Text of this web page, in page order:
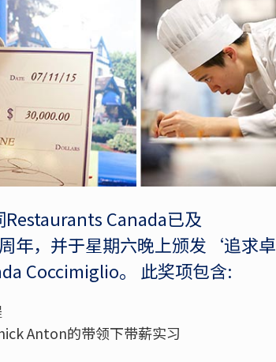
Canada已及
年，并于星期六晚上颁发‘追求卓
Coccimiglio。 此奖项包含:
Anton的带领下带薪实习